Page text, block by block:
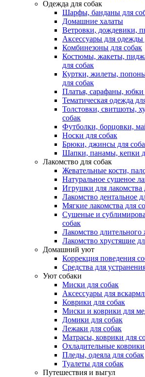
Одежда для собак
Шарфы, банданы для
Домашние халаты
Ветровки, дождевики,
Аксессуары для одежды
Комбинезоны для собак
Костюмы, жакеты,
для собак
Куртки, жилеты,
для собак
Платья, сарафаны, юбки
Тематическая одежда
Толстовки, свитшоты,
собак
Футболки, борцовки,
Носки для собак
Брюки, джинсы для
Шапки, панамы, кепки
Лакомство для собак
Жевательные кости,
Натуральное сушеное
Игрушки для лакомства
Лакомство дентальное
Мягкие лакомства для
Сушеные и
собак
Лакомство длительного
Лакомство хрустящие
Домашний уют
Коррекция поведения
Средства для
Уют собаки
Миски для собак
Аксессуары для
Коврики для собак
Миски и коврики для
Домики для собак
Лежаки для собак
Матрасы, коврики для
Охладительные коврики
Пледы, одеяла для собак
Туалеты для собак
Путешествия и выгул